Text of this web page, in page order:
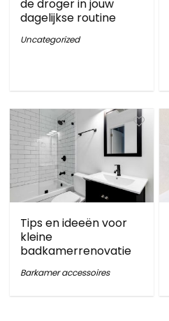
de droger in jouw
dagelijkse routine
Uncategorized
Tips en ideeën voor
kleine
badkamerrenovatie
Barkamer accessoires